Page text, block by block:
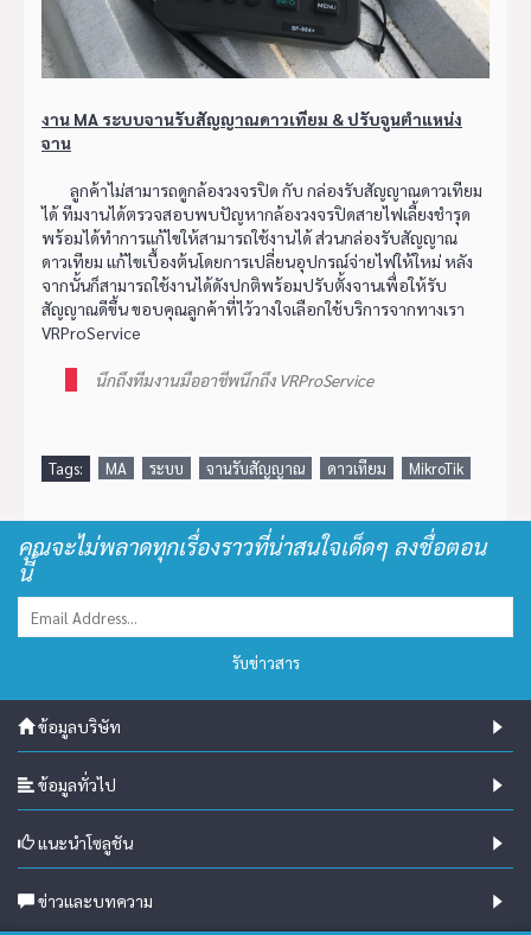
งาน MA ระบบจานรับสัญญาณดาวเทียม & ปรับจูนตำแหน่ง
จาน
ลูกค้าไม่สามารถดูกล้องวงจรปิด กับ กล่องรับสัญญาณดาวเทียม
ได้ ทีมงานได้ตรวจสอบพบปัญหากล้องวงจรปิดสายไฟเลี้ยงชำรุด
พร้อมได้ทำการแก้ไขให้สามารถใช้งานได้ ส่วนกล่องรับสัญญาณ
ดาวเทียม แก้ไขเบื้องต้นโดยการเปลี่ยนอุปกรณ์จ่ายไฟให้ใหม่ หลัง
จากนั้นก็สามารถใช้งานได้ดังปกติพร้อมปรับตั้งจานเพื่อให้รับ
สัญญาณดีขึ้น ขอบคุณลูกค้าที่ไว้วางใจเลือกใช้บริการจากทางเรา
VRProService
นึกถึงทีมงานมืออาชีพนึกถึง VRProService
Tags: MA ระบบ จานรับสัญญาณ ดาวเทียม MikroTik
คุณจะไม่พลาดทุกเรื่องราวที่น่าสนใจเด็ดๆ ลงชื่อตอน
นี้
รับข่าวสาร
ข้อมูลบริษัท
ข้อมูลทั่วไป
แนะนำโซลูชัน
ข่าวและบทความ